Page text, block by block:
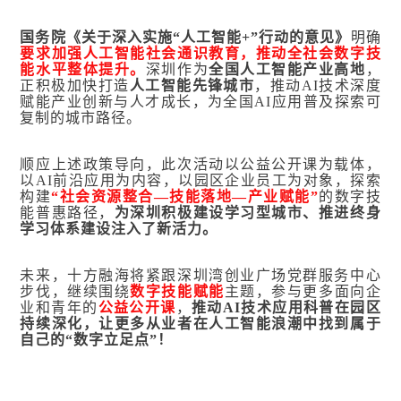
国务院 《关于深入实施“人工智能+”行动的意见》 明确
要求加强人工智能社会通识教育，推动全社会数字技
能水平整体提升。 深圳作为全国人工智能产业高地 ，
正积极加快打造 人工智能先锋城市，推动AI技术深度
赋能产业创新与人才成长，为全国AI应用普及探索可
复制的城市路径。
顺应上述政策导向，此次活动以公益公开课为载体，
以AI前沿应用为内容，以园区企业员工为对象，探索
构建“社会资源整合—技能落地—产业赋能”的数字技
能普惠路径， 为深圳积极建设学习型城市、推进终身
学习体系建设注入了新活力。
未来，十方融海将紧跟深圳湾创业广场党群服务中心
步伐，继续围绕数字技能赋能主题，参与更多面向企
业和青年的公益公开课 ，推动AI技术应用科普在园区
持续深化，让更多从业者在人工智能浪潮中找到属于
自己的“数字立足点”！